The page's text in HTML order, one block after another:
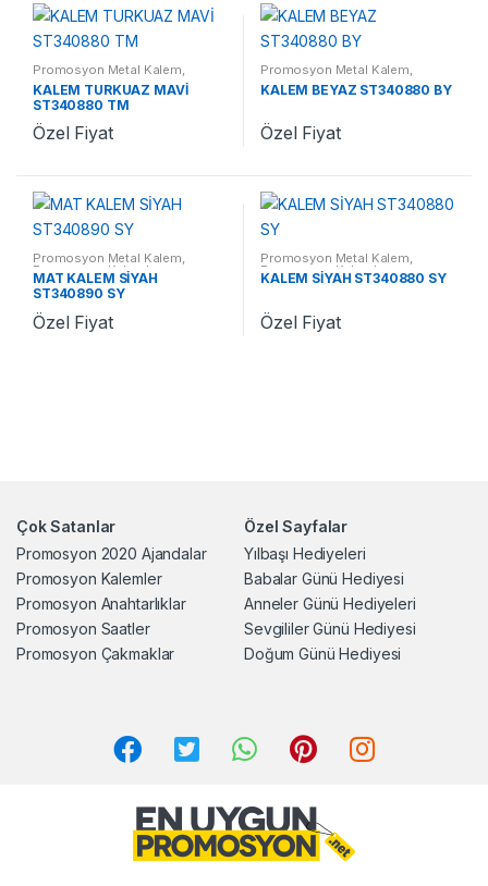
Promosyon Metal Kalem
Promosyon Kalemler
KALEM TURKUAZ MAVİ
ST340880 TM
Özel Fiyat
Promosyon Metal Kalem
Promosyon Kalemler
KALEM BEYAZ ST340880 BY
Özel Fiyat
Promosyon Metal Kalem,
Promosyon Kalemler
MAT KALEM SİYAH
ST340890 SY
Özel Fiyat
Promosyon Metal Kalem,
Promosyon Kalemler
KALEM SİYAH ST340880 SY
Özel Fiyat
Çok Satanlar
Promosyon 2020 Ajandalar
Promosyon Kalemler
Promosyon Anahtarlıklar
Promosyon Saatler
Promosyon Çakmaklar
Özel Sayfalar
Yılbaşı Hediyeleri
Babalar Günü Hediyesi
Anneler Günü Hediyeleri
Sevgililer Günü Hediyesi
Doğum Günü Hediyesi